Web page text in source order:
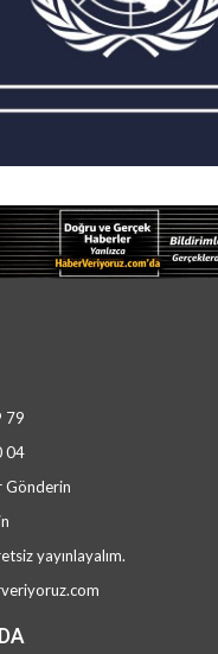
79
04
Gönderin
yayınlayalım.